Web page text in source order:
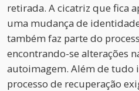
retirada. A cicatriz que fica
uma mudança de
também faz parte do
encontrando-se alterações
autoimagem. Além de tudo
processo de recuperação